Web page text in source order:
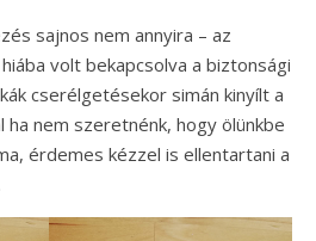
sajnos nem annyira – az
volt bekapcsolva a biztonsági
cserélgetésekor simán kinyílt a
nem szeretnénk, hogy ölünkbe
érdemes kézzel is ellentartani a